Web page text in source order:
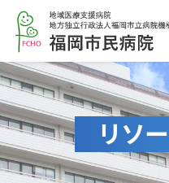
メ
ニ
ュ
ー
へ
福
岡
市
民
病
院
リソ